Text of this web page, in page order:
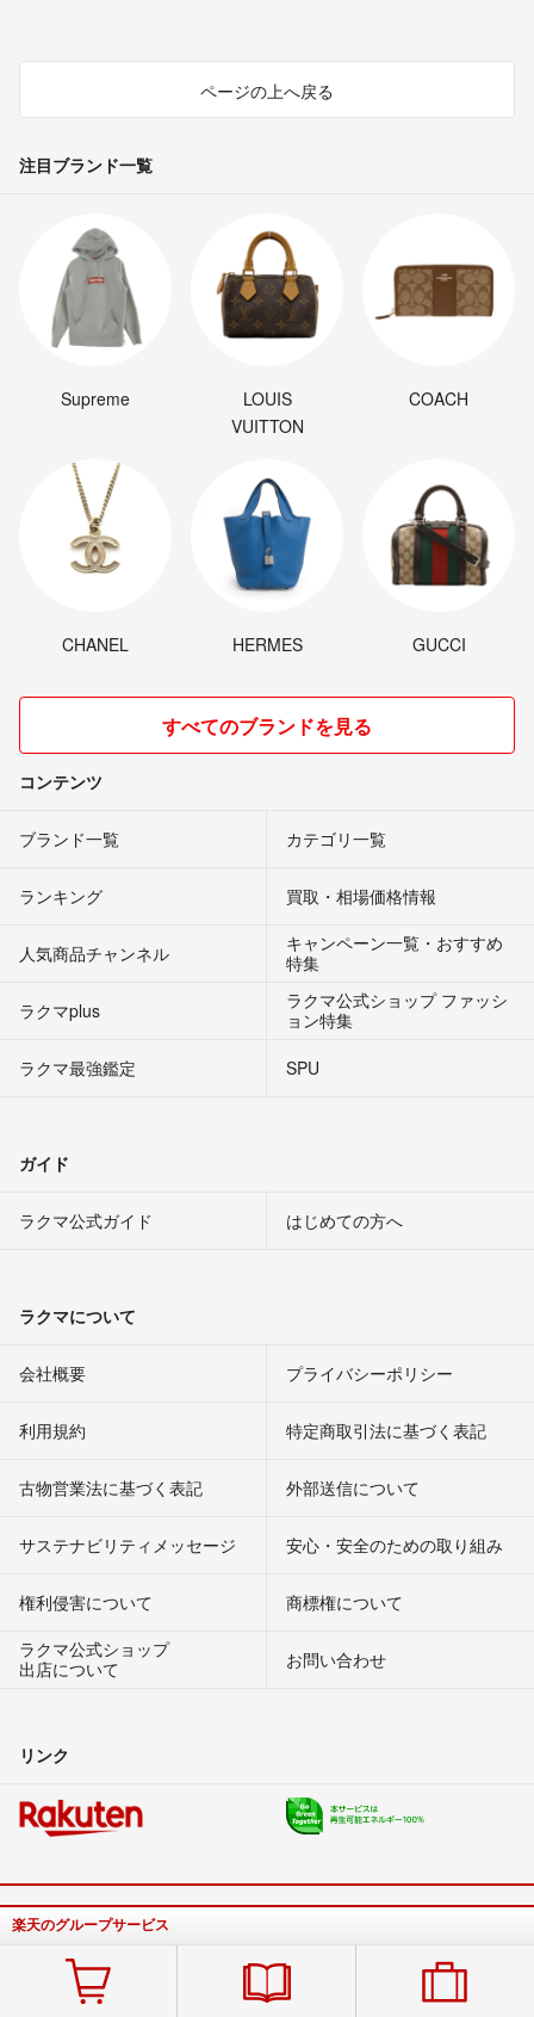
ページの上へ戻る
注目ブランド一覧
Supreme
LOUIS
VUITTON
COACH
CHANEL HERMES GUCCI
すべてのブランドを見る
コンテンツ
ブランド一覧 カテゴリ一覧
ランキング 買取・相場価格情報
人気商品チャンネル
キャンペーン一覧・おすすめ
特集
ラクマplus
ラクマ公式ショップ ファッシ
ョン特集
ラクマ最強鑑定
SPU
ガイド
ラクマ公式ガイド はじめての方へ
ラクマについて
会社概要 プライバシーポリシー
利用規約 特定商取引法に基づく表記
古物営業法に基づく表記 外部送信について
サステナビリティメッセージ 安心・安全のための取り組み
権利侵害について
商標権について
ラクマ公式ショップ
出店について
お問い合わせ
リンク
楽天のグループサービス